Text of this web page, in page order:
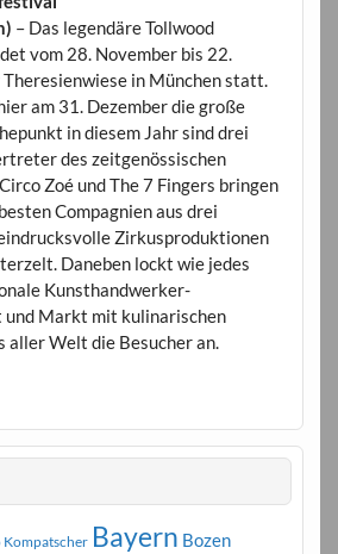
– Das legendäre Tollwood
vom 28. November bis 22.
Theresienwiese in München statt.
am 31. Dezember die große
in diesem Jahr sind drei
des zeitgenössischen
Zoé und The 7 Fingers bringen
Compagnien aus drei
Zirkusproduktionen
Daneben lockt wie jedes
Kunsthandwerker-
Markt mit kulinarischen
aller Welt die Besucher an.
Kompatscher Bayern Bozen